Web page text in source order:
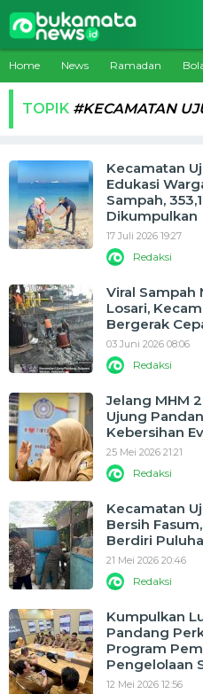
Home News Ramadan
TOPIK #KECAMATAN
Kecamatan
Edukasi
Sampah,
Dikumpulkan
17 Juli 2026 19:27
Redaksi
Viral Sampah
Losari,
Bergerak
03 Juni 2026 08:06
Redaksi
Jelang MHM
Ujung
Kebersihan
25 Mei 2026 21:21
Redaksi
Kecamatan
Bersih
Berdiri
21 Mei 2026 20:46
Redaksi
Kumpulkan
Pandang
Program
Pengelolaan
12 Mei 2026 12:56